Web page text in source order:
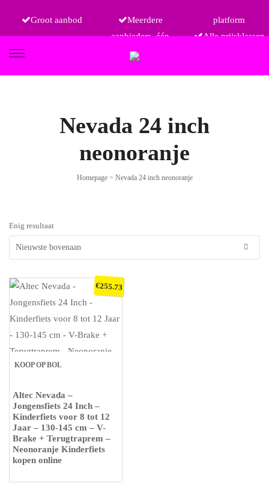
Groot aanbod
Meerdere
aanbieders, één
platform
Alle prijsklassen
Nevada 24 inch
neonoranje
Homepage > Nevada 24 inch neonoranje
Enig resultaat
KOOP OP BOL
Altec Nevada –
Jongensfiets 24 Inch –
Kinderfiets voor 8 tot 12
Jaar – 130-145 cm – V-
Brake + Terugtraprem –
Neonoranje Kinderfiets
kopen online
€255.73